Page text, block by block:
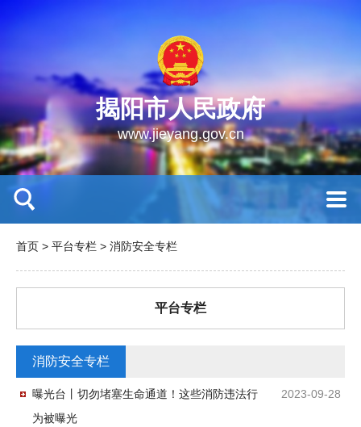
揭阳市人民政府
www.jieyang.gov.cn
首页 > 平台专栏 > 消防安全专栏
平台专栏
消防安全专栏
2023-09-28
曝光台丨切勿堵塞生命通道！这些消防违法行
为被曝光